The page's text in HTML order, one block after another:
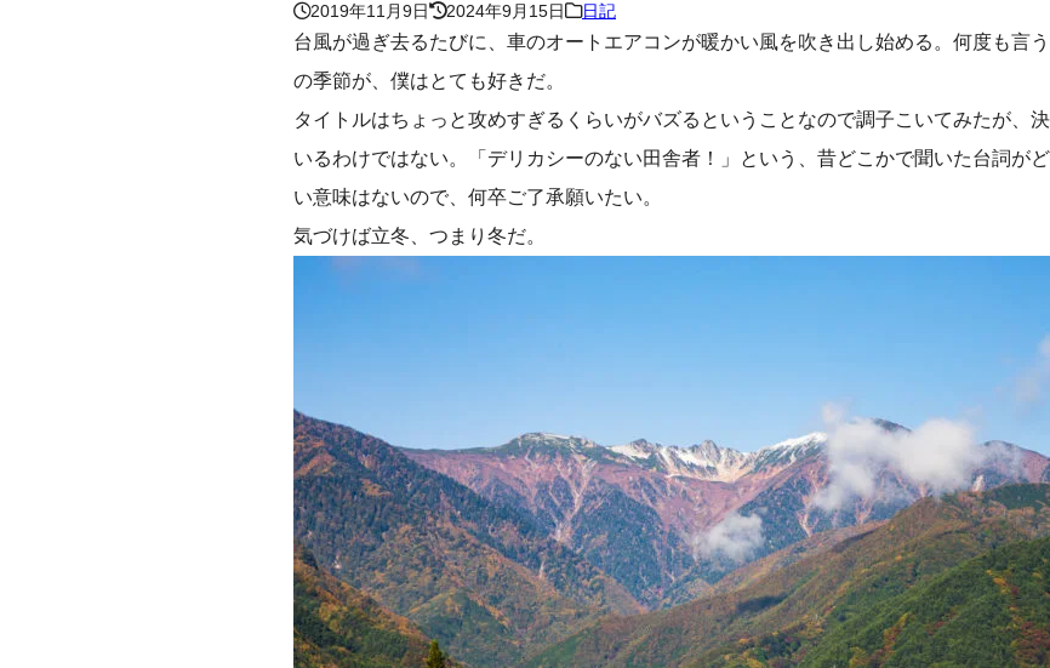
2019年11月9日 2024年9月15日 日記
台風が過ぎ去るたびに、車のオートエアコンが暖かい風を吹き出し始める。何度も言
の季節が、僕はとても好きだ。
タイトルはちょっと攻めすぎるくらいがバズるということなので調子こいてみたが、
いるわけではない。「デリカシーのない田舎者！」という、昔どこかで聞いた台詞が
い意味はないので、何卒ご了承願いたい。
気づけば立冬、つまり冬だ。